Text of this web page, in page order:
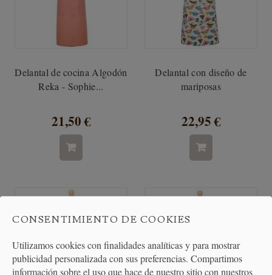
Delantal de cocina Algodón
Reka - Sophie...
21,50 €
Delantal con diseño de
mariposas
22,95 €
CONSENTIMIENTO DE COOKIES
Utilizamos cookies con finalidades analíticas y para mostrar
publicidad personalizada con sus preferencias. Compartimos
información sobre el uso que hace de nuestro sitio con nuestros